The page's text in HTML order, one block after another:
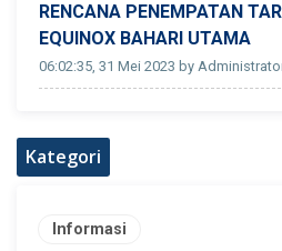
RENCANA PENEMPATAN
EQUINOX BAHARI UTAMA
06:02:35, 31 Mei 2023 by
Kategori
Informasi